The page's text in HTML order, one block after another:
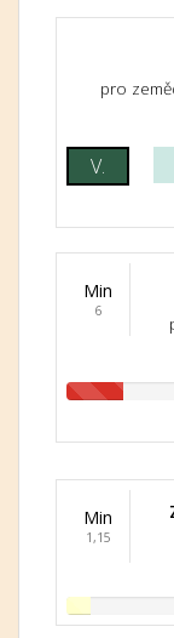
pro
V.
Min
6
Min
1,15